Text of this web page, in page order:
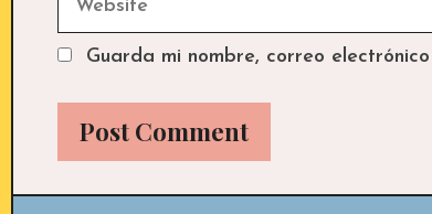
Guarda mi nombre, correo